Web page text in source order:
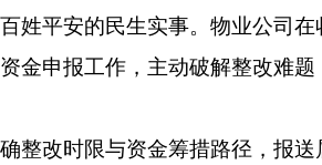
平安的民生实事。物业公司在
金申报工作，主动破解整改难
改时限与资金筹措路径，报送